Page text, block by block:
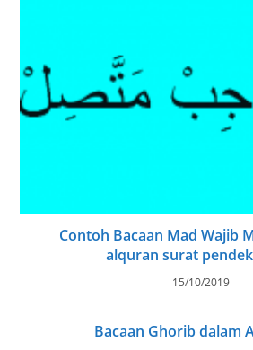
Contoh Bacaan Mad Wajib
alquran surat pendek
15/10/2019
Bacaan Ghorib dalam